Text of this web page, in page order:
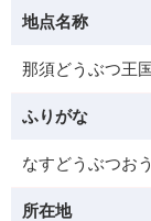
地点名称
那須どうぶつ王
ふりがな
なすどうぶつお
所在地